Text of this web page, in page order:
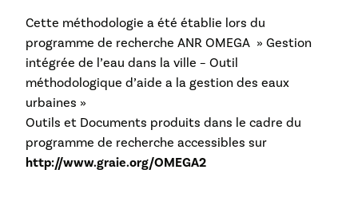
Cette méthodologie a été établie lors du
programme de recherche ANR OMEGA » Gestion
intégrée de l’eau dans la ville – Outil
méthodologique d’aide a la gestion des eaux
urbaines »
Outils et Documents produits dans le cadre du
programme de recherche accessibles sur
http://www.graie.org/OMEGA2